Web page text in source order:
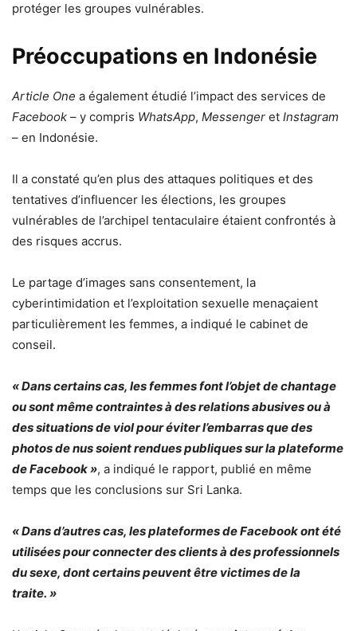
protéger les groupes vulnérables.
Préoccupations en Indonésie
Article One a également étudié l’impact des services de
Facebook – y compris WhatsApp, Messenger et Instagram
– en Indonésie.
Il a constaté qu’en plus des attaques politiques et des
tentatives d’influencer les élections, les groupes
vulnérables de l’archipel tentaculaire étaient confrontés à
des risques accrus.
Le partage d’images sans consentement, la
cyberintimidation et l’exploitation sexuelle menaçaient
particulièrement les femmes, a indiqué le cabinet de
conseil.
« Dans certains cas, les femmes font l’objet de chantage
ou sont même contraintes à des relations abusives ou à
des situations de viol pour éviter l’embarras que des
photos de nus soient rendues publiques sur la plateforme
de Facebook », a indiqué le rapport, publié en même
temps que les conclusions sur Sri Lanka.
« Dans d’autres cas, les plateformes de Facebook ont ​​été
utilisées pour connecter des clients à des professionnels
du sexe, dont certains peuvent être victimes de la
traite. »